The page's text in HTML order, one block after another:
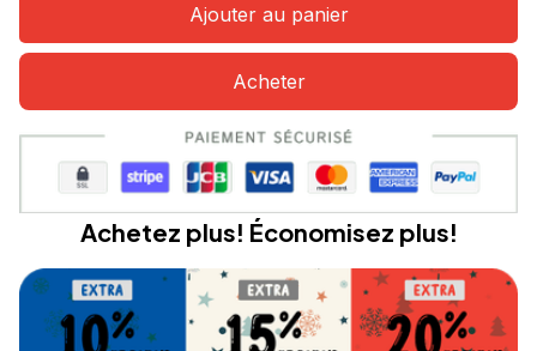
Ajouter au panier
Acheter
Achetez plus! Économisez plus!